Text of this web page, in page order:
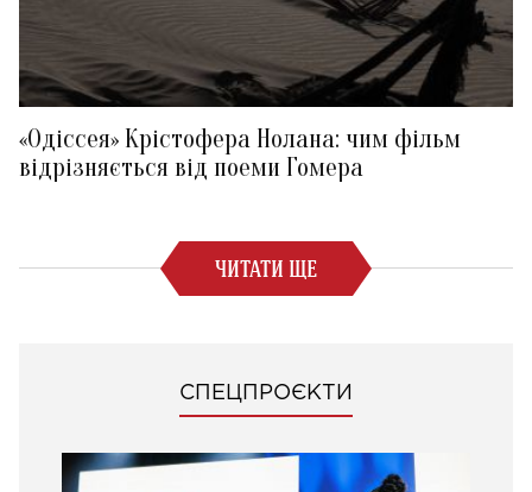
«Одіссея» Крістофера Нолана: чим фільм
відрізняється від поеми Гомера
ЧИТАТИ ЩЕ
СПЕЦПРОЄКТИ